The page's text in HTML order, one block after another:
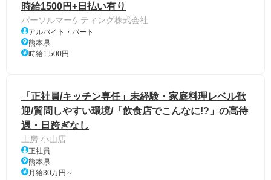
時給1500円+日払い有り
パーソルマーケティング株式会社
アルバイト・パート
熊本県
時給1,500円
「正社員/キッチン専任」未経験・家庭料理レベル歓
迎/質問しやすい環境/「飲食店でこんなに!?」の高待
遇・日跨ぎなし
土房 小山店
正社員
熊本県
月給30万円～